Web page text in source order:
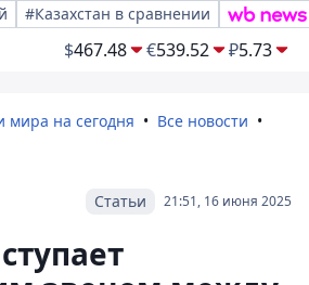
#Казахстан в сравнении
$467.48 €539.52 ₽5.73
мира на сегодня
Все новости
21:51, 16 июня 2025
Статьи